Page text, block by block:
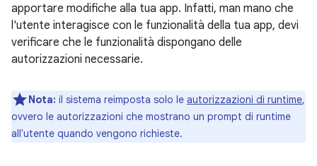
apportare modifiche alla tua app. Infatti, man mano che
l'utente interagisce con le funzionalità della tua app, devi
verificare che le funzionalità dispongano delle
autorizzazioni necessarie.
Nota: il sistema reimposta solo le autorizzazioni di runtime,
ovvero le autorizzazioni che mostrano un prompt di runtime
all'utente quando vengono richieste.